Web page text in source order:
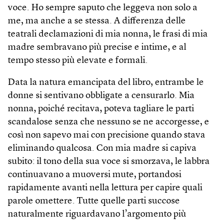
voce. Ho sempre saputo che leggeva non solo a
me, ma anche a se stessa. A differenza delle
teatrali declamazioni di mia nonna, le frasi di mia
madre sembravano più precise e intime, e al
tempo stesso più elevate e formali.
Data la natura emancipata del libro, entrambe le
donne si sentivano obbligate a censurarlo. Mia
nonna, poiché recitava, poteva tagliare le parti
scandalose senza che nessuno se ne accorgesse, e
così non sapevo mai con precisione quando stava
eliminando qualcosa. Con mia madre si capiva
subito: il tono della sua voce si smorzava, le labbra
continuavano a muoversi mute, portandosi
rapidamente avanti nella lettura per capire quali
parole omettere. Tutte quelle parti succose
naturalmente riguardavano l’argomento più